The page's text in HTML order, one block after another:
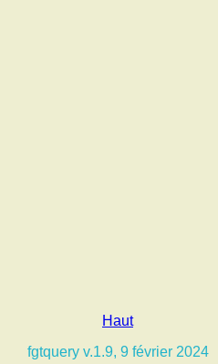
Haut
fgtquery v.1.9, 9 février 2024